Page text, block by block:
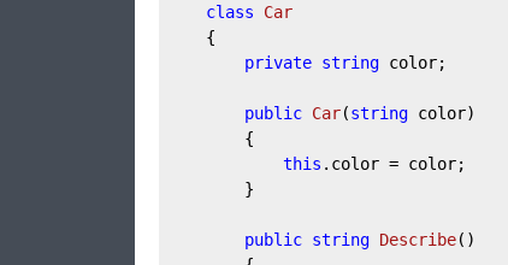
class
Car
    {
private string color;
public Car(string color)
        {
this .color = color;
        }
public string Describe( )